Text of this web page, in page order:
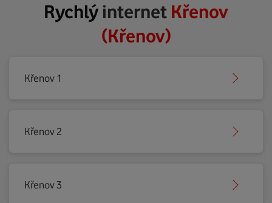
Rychlýinternet Křenov
(Křenov)
Křenov 1
Křenov 2
Křenov 3